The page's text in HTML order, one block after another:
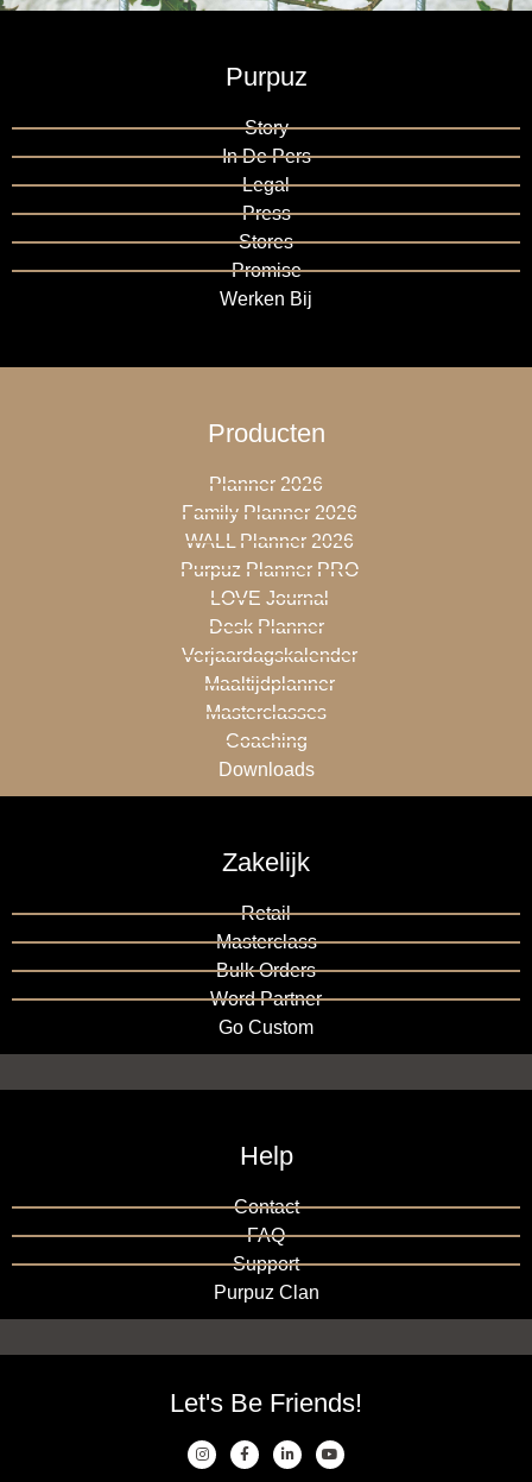
Purpuz
Story
In De Pers
Legal
Press
Stores
Promise
Werken Bij
Producten
Planner 2026
Family Planner 2026
WALL Planner 2026
Purpuz Planner PRO
LOVE Journal
Desk Planner
Verjaardagskalender
Maaltijdplanner
Masterclasses
Coaching
Downloads
Zakelijk
Retail
Masterclass
Bulk Orders
Word Partner
Go Custom
Help
Contact
FAQ
Support
Purpuz Clan
Let's Be Friends!